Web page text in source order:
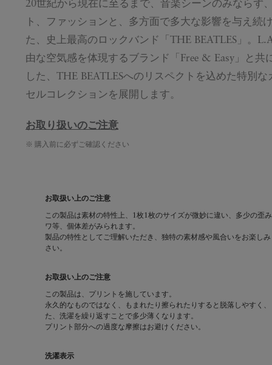
20世紀から現在に至るまで、音楽シーンのみならず
ト、ファッションと、多方面で多大な影響を与え続
た、史上最高のロックバンド「THE BEATLES」。
由な空気感を体現するブランド「Free & Easy」と共
した、THE BEATLESへのリスペクトを込めた特別な
セルコレクションを展開します。
お取り扱いのご注意
※ 購入前に必ずご確認ください
お取扱い上のご注意
この製品は素材の特性上、1枚1枚のサイズが微妙に違い、多少の歪
ワ等、個体差がみられます。
製品の特性としてご理解いただき、独特の素材感や風合いをお楽し
さい。
お取扱い上のご注意
この製品は、プリントを施しています。
永久的なものではなく、もまれたり擦られたりすると脱落しやすく、
た、洗濯を繰り返すことで多少薄くなります。
プリント部分への過度な摩擦はお避けください。
洗濯表示